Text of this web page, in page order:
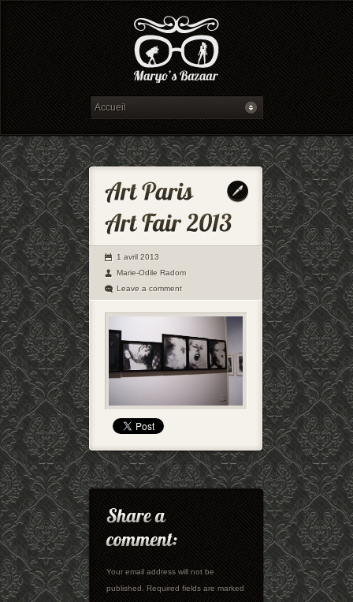
1 avril 2013
Marie-Odile Radom
Leave a comment
Your email address will not be
published. Required fields are marked